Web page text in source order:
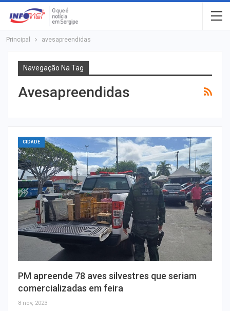
Principal avesapreendidas
Navegação Na Tag
Avesapreendidas
CIDADE
PM apreende 78 aves silvestres que seriam
comercializadas em feira
8 nov, 2023